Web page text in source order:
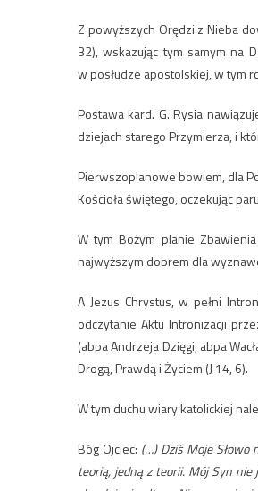
Z powyższych Orędzi z Nieba
32), wskazując tym samym na
w posłudze apostolskiej, w tym
Postawa kard. G. Rysia
dziejach starego Przymierza, i
Pierwszoplanowe bowiem, dla
Kościoła świętego, oczekując
W tym Bożym planie
najwyższym dobrem dla
A Jezus Chrystus, w pełni
odczytanie Aktu Intronizacji
(abpa Andrzeja Dzięgi, abpa
Drogą, Prawdą i Życiem (J 14, 6).
W tym duchu wiary katolickiej
Bóg Ojciec: (…) Dziś Moje Słowo
teorią, jedną z teorii. Mój Syn nie